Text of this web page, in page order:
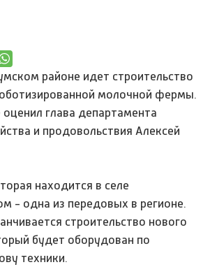
районе идет строительство
молочной фермы.
глава департамента
и продовольствия Алексей
находится в селе
- одна из передовых в регионе.
строительство нового
будет оборудован по
техники.